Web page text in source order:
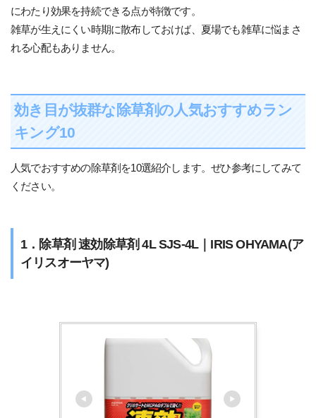
にわたり効果を持続できる点が特徴です。
雑草が生えにくい時期に散布しておけば、夏場でも雑草に悩まさ
れる心配もありません。
効き目が抜群な除草剤の人気おすすめラン
キング10
人気でおすすめの除草剤を10選紹介します。ぜひ参考にしてみて
ください。
1．除草剤 速効除草剤 4L SJS-4L｜IRIS OHYAMA(ア
イリスオーヤマ)